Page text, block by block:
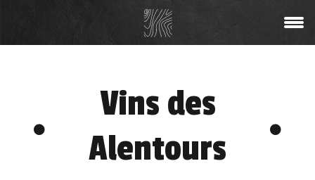
Vins des
Alentours